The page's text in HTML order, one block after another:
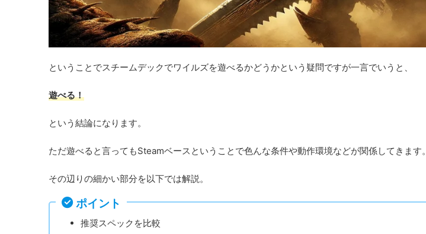
ということでスチームデックでワイルズを遊べるかどうかという疑問ですが一言でいうと、
遊べる！
という結論になります。
ただ遊べると言ってもSteamベースということで色んな条件や動作環境などが関係してきます。
その辺りの細かい部分を以下では解説。
ポイント
推奨スペックを比較